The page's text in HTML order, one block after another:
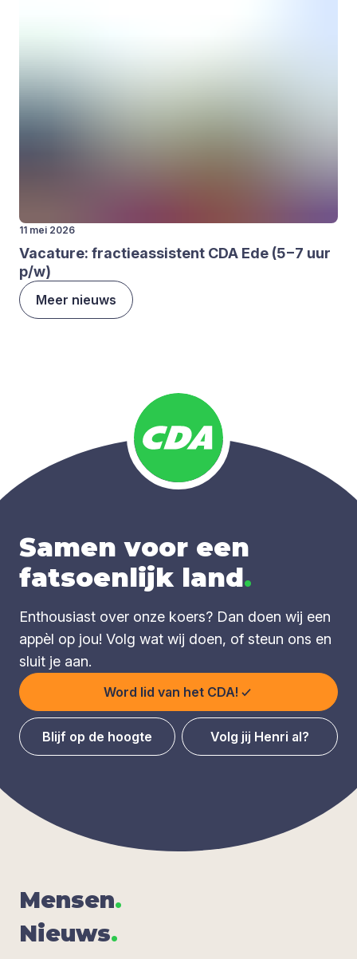
11 mei 2026
Vaca­tu­re: frac­tie­as­sis­tent CDA Ede (5−7 uur
p/​w)
Meer nieuws
Samen voor een
fatsoenlijk land.
Enthousiast over onze koers? Dan doen wij een
appèl op jou! Volg wat wij doen, of steun ons en
sluit je aan.
Word lid van het CDA!
Blijf op de hoogte Volg jij Henri al?
Men­sen.
Nieuws.